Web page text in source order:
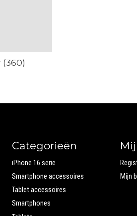
Categorieën
iPhone 16 serie
Smartphone accessoires
Tablet accessoires
Smartphones
Mijn